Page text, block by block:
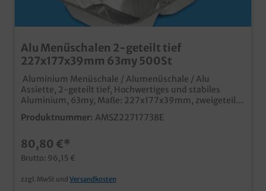
Alu Menüschalen 2-geteilt tief
227x177x39mm 63my 500St
Aluminium Menüschale / Alumenüschale / Alu
Assiette, 2-geteilt tief, Hochwertiges und stabiles
Aluminium, 63my, Maße: 227x177x39mm, zweigeteilt
500 Stück im Karton Ideal für den Einsatz in
Gastronomie, Imbiss und Außerhaus Geschäft tiefe
Verschließen (auch mit Handverschließmaschine) und
sicherer Transport (stapelbar) mit passendem
Aluminiumdeckel oder Klarsicht Schnappdeckel
verschließbar
Produktnummer: AMSZ22717738E
80,80 €*
Brutto: 96,15 €
zzgl. MwSt und Versandkosten